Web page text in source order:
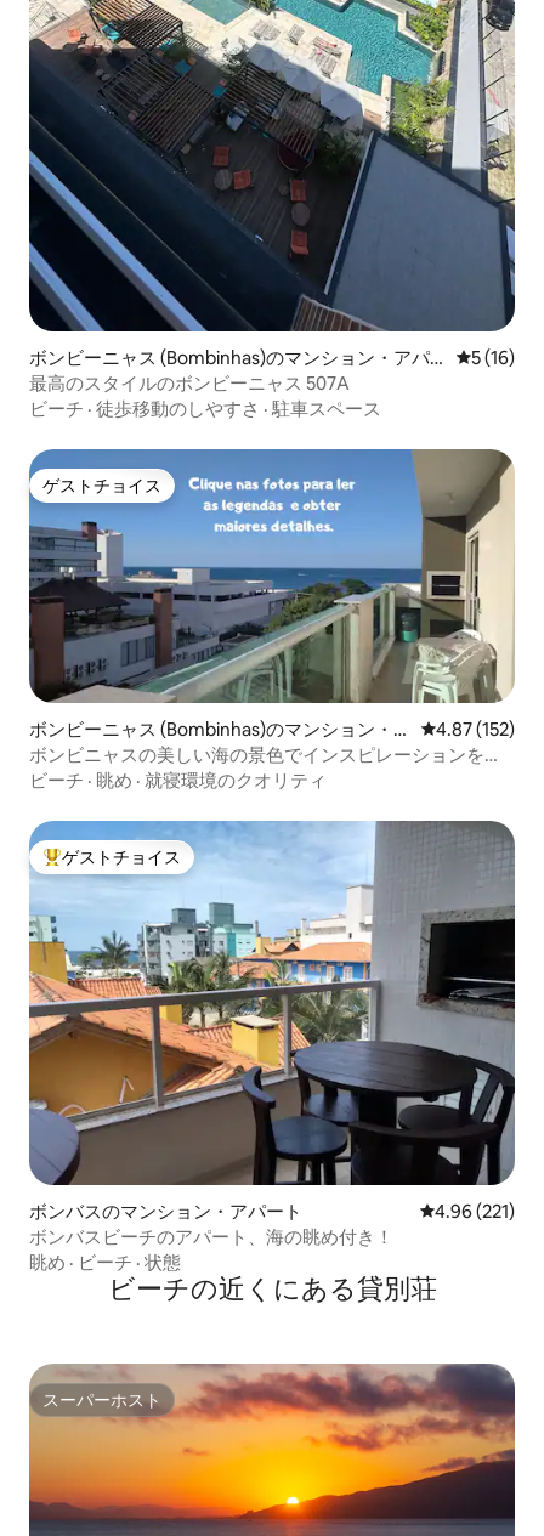
ボンビーニャス (Bombinhas)のマンション・アパ
ート
レビュー
5 (16)
最高のスタイルのボンビーニャス 507A
ビーチ · 徒歩移動のしやすさ · 駐車スペース
ゲストチョイス
ゲストチョイス
ボンビーニャス (Bombinhas)のマンション・ア
パート
レビュー152
4.87 (152)
ボンビニャスの美しい海の景色でインスピレーションを得
よう
ビーチ · 眺め · 就寝環境のクオリティ
大好評のゲストチョイスです。
ゲストチョイス
ボンバスのマンション・アパート レビュー221
4.96 (221)
ボンバスビーチのアパート、海の眺め付き！
眺め · ビーチ · 状態
ビーチの近くにある貸別荘
スーパーホスト
スーパーホスト